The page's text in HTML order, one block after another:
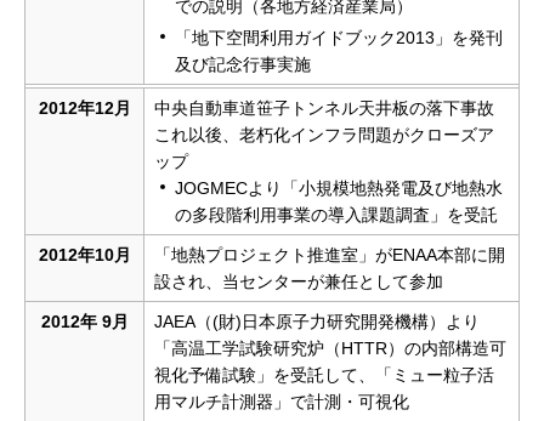
での説明（各地方経済産業局）
「地下空間利用ガイドブック2013」を発刊
及び記念行事実施
2012年12月
中央自動車道笹子トンネル天井板の落下事故
これ以後、老朽化インフラ問題がクローズア
ップ
JOGMECより「小規模地熱発電及び地熱水
の多段階利用事業の導入課題調査」を受託
2012年10月
「地熱プロジェクト推進室」がENAA本部に開
設され、当センターが兼任として参加
2012年 9月
JAEA（(財)日本原子力研究開発機構）より
「高温工学試験研究炉（HTTR）の内部構造可
視化予備試験」を受託して、「ミュー粒子活
用マルチ計測器」で計測・可視化